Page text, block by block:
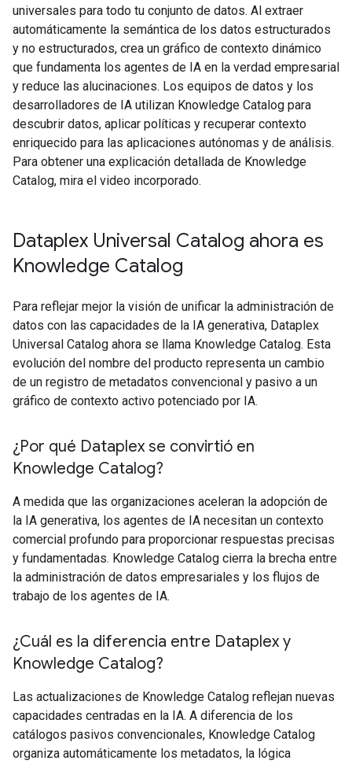
universales para todo tu conjunto de datos. Al extraer
automáticamente la semántica de los datos estructurados
y no estructurados, crea un gráfico de contexto dinámico
que fundamenta los agentes de IA en la verdad empresarial
y reduce las alucinaciones. Los equipos de datos y los
desarrolladores de IA utilizan Knowledge Catalog para
descubrir datos, aplicar políticas y recuperar contexto
enriquecido para las aplicaciones autónomas y de análisis.
Para obtener una explicación detallada de Knowledge
Catalog, mira el video incorporado.
Dataplex Universal Catalog ahora es
Knowledge Catalog
Para reflejar mejor la visión de unificar la administración de
datos con las capacidades de la IA generativa, Dataplex
Universal Catalog ahora se llama Knowledge Catalog. Esta
evolución del nombre del producto representa un cambio
de un registro de metadatos convencional y pasivo a un
gráfico de contexto activo potenciado por IA.
¿Por qué Dataplex se convirtió en
Knowledge Catalog?
A medida que las organizaciones aceleran la adopción de
la IA generativa, los agentes de IA necesitan un contexto
comercial profundo para proporcionar respuestas precisas
y fundamentadas. Knowledge Catalog cierra la brecha entre
la administración de datos empresariales y los flujos de
trabajo de los agentes de IA.
¿Cuál es la diferencia entre Dataplex y
Knowledge Catalog?
Las actualizaciones de Knowledge Catalog reflejan nuevas
capacidades centradas en la IA. A diferencia de los
catálogos pasivos convencionales, Knowledge Catalog
organiza automáticamente los metadatos, la lógica